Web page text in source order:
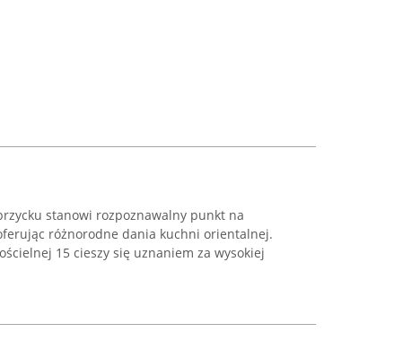
stanowi rozpoznawalny punkt na
różnorodne dania kuchni orientalnej.
15 cieszy się uznaniem za wysokiej